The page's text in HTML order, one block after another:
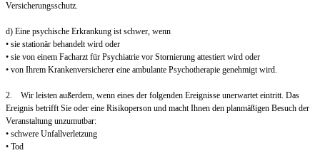
Versicherungsschutz.
d) Eine psychische Erkrankung ist schwer, wenn
• sie stationär behandelt wird oder
• sie von einem Facharzt für Psychiatrie vor Stornierung attestiert wird oder
• von Ihrem Krankenversicherer eine ambulante Psychotherapie genehmigt wird.
2. Wir leisten außerdem, wenn eines der folgenden Ereignisse unerwartet eintritt. Das
Ereignis betrifft Sie oder eine Risikoperson und macht Ihnen den planmäßigen Besuch der
Veranstaltung unzumutbar:
• schwere Unfallverletzung
• Tod